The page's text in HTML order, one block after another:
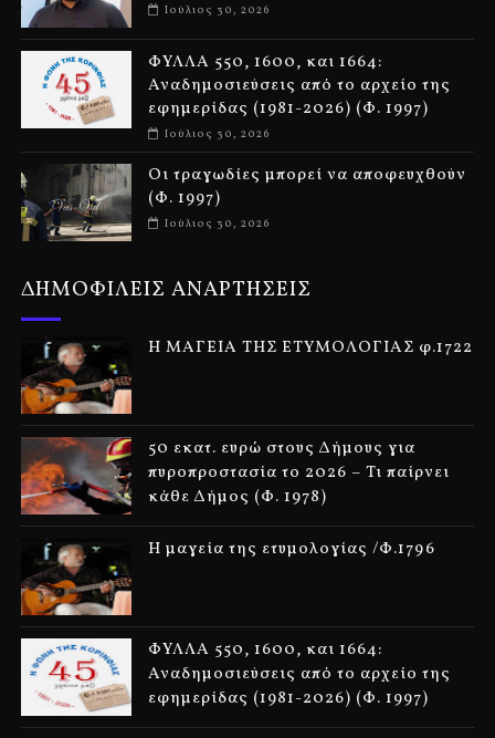
Ιούλιος 30, 2026
ΦΥΛΛΑ 550, 1600, και 1664:
Αναδημοσιεύσεις από το αρχείο της
εφημερίδας (1981-2026) (Φ. 1997)
Ιούλιος 30, 2026
Οι τραγωδίες μπορεί να αποφευχθούν
(Φ. 1997)
Ιούλιος 30, 2026
ΔΗΜΟΦΙΛΕΙΣ ΑΝΑΡΤΗΣΕΙΣ
Η ΜΑΓΕΙΑ ΤΗΣ ΕΤΥΜΟΛΟΓΙΑΣ φ.1722
50 εκατ. ευρώ στους Δήμους για
πυροπροστασία το 2026 – Τι παίρνει
κάθε Δήμος (Φ. 1978)
Η μαγεία της ετυμολογίας /Φ.1796
ΦΥΛΛΑ 550, 1600, και 1664:
Αναδημοσιεύσεις από το αρχείο της
εφημερίδας (1981-2026) (Φ. 1997)